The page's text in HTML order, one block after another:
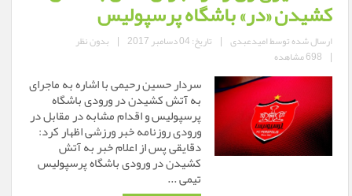
کشیدن «در» باشگاه پرسپولیس
ارسال شده توسطامیدعبدی | تاریخ: 04 دسامبر 2017 | بدون نظر
| 698 مشاهده
سردار حسین رحیمی با اشاره به ماجرای
به آتش کشیدن در ورودی باشگاه
پرسپولیس و اقدام مشابه در مقابل در
ورودی روزنامه خبر ورزشی اظهار کرد:
دقایقی پس از اعلام خبر به آتش
کشیدن در ورودی باشگاه پرسپولیس
تیمی ...